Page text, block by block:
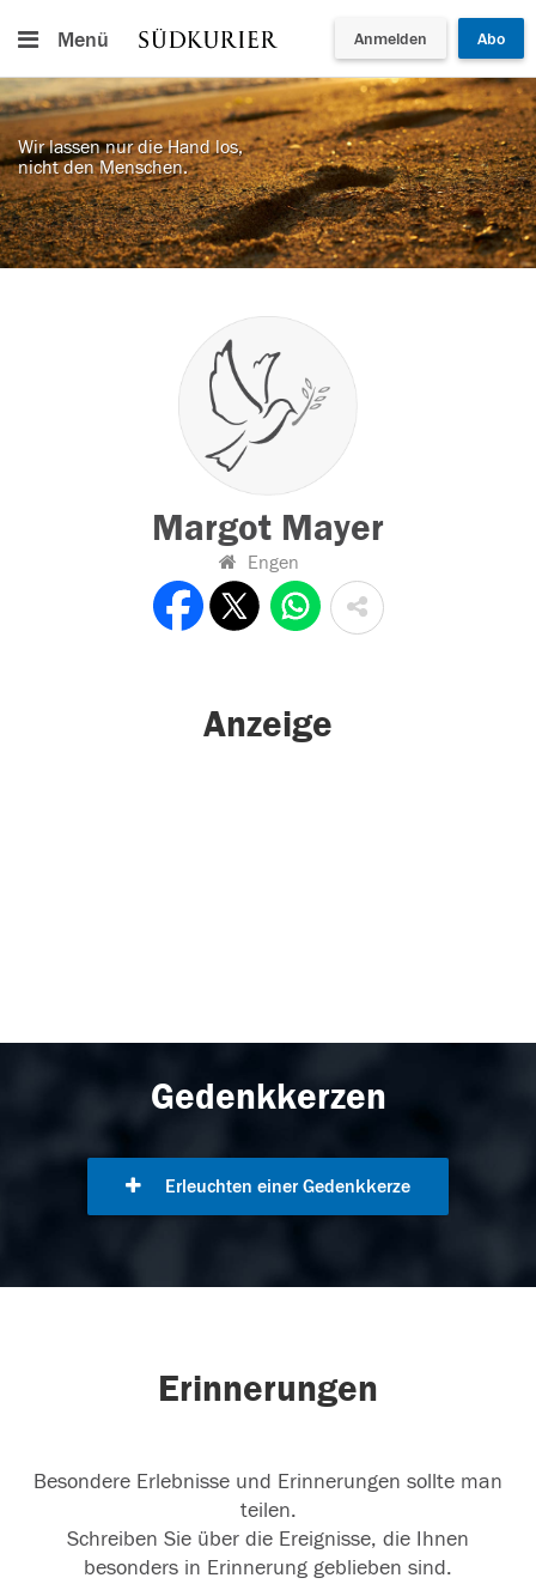
Menü Anmelden Abo
Wir lassen nur die Hand los,
nicht den Menschen.
Margot Mayer
Engen
Anzeige
Gedenkkerzen
Erleuchten einer Gedenkkerze
Erinnerungen
Besondere Erlebnisse und Erinnerungen sollte man
teilen.
Schreiben Sie über die Ereignisse, die Ihnen
besonders in Erinnerung geblieben sind.